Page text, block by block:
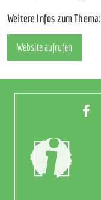
Weitere Infos zum Thema:
Website aufrufen